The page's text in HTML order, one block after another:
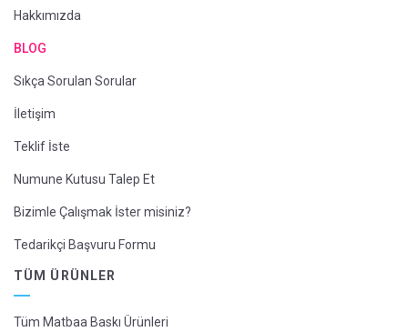
Hakkımızda
BLOG
Sıkça Sorulan Sorular
İletişim
Teklif İste
Numune Kutusu Talep Et
Bizimle Çalışmak İster misiniz?
Tedarikçi Başvuru Formu
TÜM ÜRÜNLER
Tüm Matbaa Baskı Ürünleri